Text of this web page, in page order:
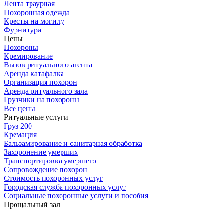
Лента траурная
Похоронная одежда
Кресты на могилу
Фурнитура
Цены
Похороны
Кремирование
Вызов ритуального агента
Аренда катафалка
Организация похорон
Аренда ритуального зала
Грузчики на похороны
Все цены
Ритуальные услуги
Груз 200
Кремация
Бальзамирование и санитарная обработка
Захоронение умерших
Транспортировка умершего
Сопровождение похорон
Стоимость похоронных услуг
Городская служба похоронных услуг
Социальные похоронные услуги и пособия
Прощальный зал